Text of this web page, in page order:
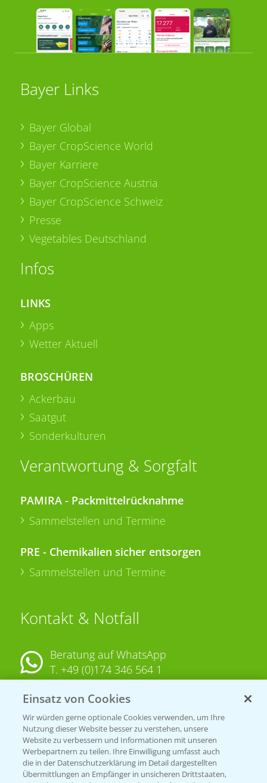
Bayer Links
Bayer Global
Bayer CropScience World
Bayer Karriere
Bayer CropScience Austria
Bayer CropScience Schweiz
Presse
Vegetables Deutschland
Infos
LINKS
Apps
Wetter Aktuell
BROSCHÜREN
Ackerbau
Saatgut
Sonderkulturen
Verantwortung & Sorgfalt
PAMIRA - Packmittelrücknahme
Sammelstellen und Termine
PRE - Chemikalien sicher entsorgen
Sammelstellen und Termine
Kontakt & Notfall
Beratung auf WhatsApp
T. +49 (0)174 346 564 1
KONTAKT
Hilfe in Notfällen
T.+49 (0)214/30-20220
Einsatz von Cookies
Wir würden gerne optionale Cookies verwenden, um Ihre
Nutzung dieser Website besser zu verstehen, unsere
Website zu verbessern und Informationen mit unseren
Werbepartnern zu teilen. Ihre Einwilligung umfasst auch
die in der Datenschutzerklärung im Detail dargestellten
Übermittlungen an Empfänger in unsicheren Drittstaaten,